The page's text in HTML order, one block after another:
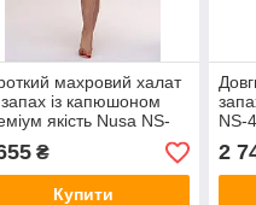
махровий халат
із капюшоном
якість Nusa NS-
прикрашений
₴
Купити
NS-
2